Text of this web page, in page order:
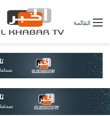
القائمة